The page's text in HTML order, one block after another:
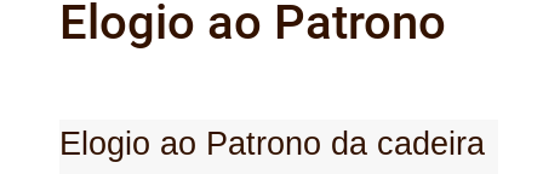
Elogio ao Patrono
Elogio ao Patrono da cadeira